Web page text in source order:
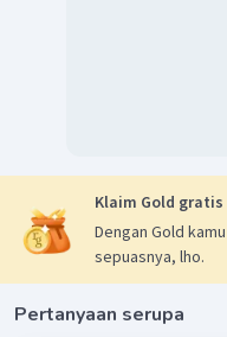
Klaim Gold gratis
Dengan Gold
sepuasnya, lho.
Pertanyaan serupa